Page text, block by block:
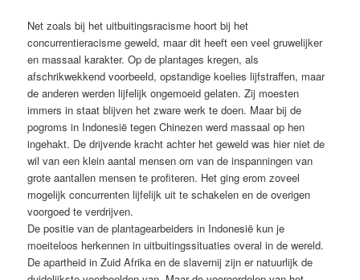
Net zoals bij het uitbuitingsracisme hoort bij het
concurrentieracisme geweld, maar dit heeft een veel gruwelijker
en massaal karakter. Op de plantages kregen, als
afschrikwekkend voorbeeld, opstandige koelies lijfstraffen, maar
de anderen werden lijfelijk ongemoeid gelaten. Zij moesten
immers in staat blijven het zware werk te doen. Maar bij de
pogroms in Indonesië tegen Chinezen werd massaal op hen
ingehakt. De drijvende kracht achter het geweld was hier niet de
wil van een klein aantal mensen om van de inspanningen van
grote aantallen mensen te profiteren. Het ging erom zoveel
mogelijk concurrenten lijfelijk uit te schakelen en de overigen
voorgoed te verdrijven.
De positie van de plantagearbeiders in Indonesië kun je
moeiteloos herkennen in uitbuitingssituaties overal in de wereld.
De apartheid in Zuid Afrika en de slavernij zijn er natuurlijk de